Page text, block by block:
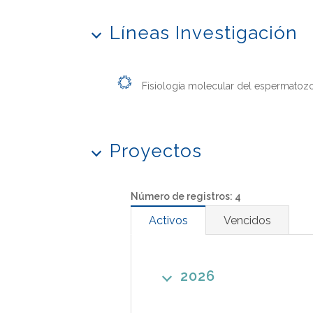
Líneas Investigación
Fisiología molecular del
Proyectos
Número de registros: 4
Activos Vencidos
2026